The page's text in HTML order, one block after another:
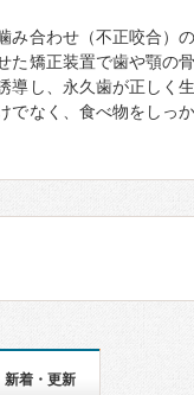
み合わせ（不正咬合）
た矯正装置で歯や顎の
導し、永久歯が正しく
でなく、食べ物をしっ
新着・更新